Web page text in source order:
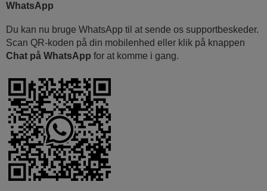
WhatsApp
Du kan nu bruge WhatsApp til at sende os supportbeskeder.
Scan QR-koden på din mobilenhed eller klik på knappen
Chat på WhatsApp for at komme i gang.